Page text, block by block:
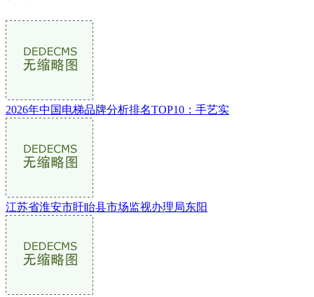
2026年中国电梯品牌分析排名TOP10：手艺实
江苏省淮安市盱眙县市场监视办理局东阳